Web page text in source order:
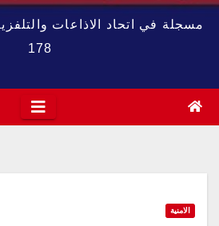
مسجلة في اتحاد الاذاعات
178
الامنية